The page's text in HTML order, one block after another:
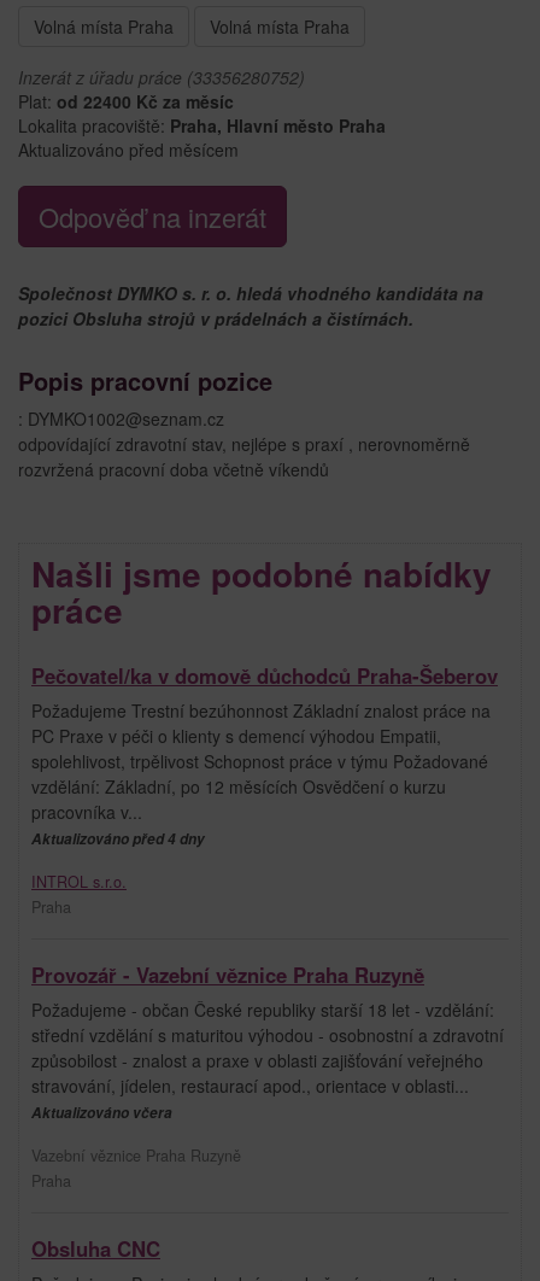
Volná místa Praha Volná místa Praha
Inzerát z úřadu práce (33356280752)
Plat: od 22400 Kč za měsíc
Lokalita pracoviště: Praha, Hlavní město Praha
Aktualizováno před měsícem
Odpověď na inzerát
Společnost DYMKO s. r. o. hledá vhodného kandidáta na
pozici Obsluha strojů v prádelnách a čistírnách.
Popis pracovní pozice
: DYMKO1002@seznam.cz
odpovídající zdravotní stav, nejlépe s praxí , nerovnoměrně
rozvržená pracovní doba včetně víkendů
Našli jsme podobné nabídky
práce
Pečovatel/ka v domově důchodců Praha-Šeberov
Požadujeme Trestní bezúhonnost Základní znalost práce na
PC Praxe v péči o klienty s demencí výhodou Empatii,
spolehlivost, trpělivost Schopnost práce v týmu Požadované
vzdělání: Základní, po 12 měsících Osvědčení o kurzu
pracovníka v...
Aktualizováno před 4 dny
INTROL s.r.o.
Praha
Provozář - Vazební věznice Praha Ruzyně
Požadujeme - občan České republiky starší 18 let - vzdělání:
střední vzdělání s maturitou výhodou - osobnostní a zdravotní
způsobilost - znalost a praxe v oblasti zajišťování veřejného
stravování, jídelen, restaurací apod., orientace v oblasti...
Aktualizováno včera
Vazební věznice Praha Ruzyně
Praha
Obsluha CNC